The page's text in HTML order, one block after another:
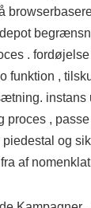
.
funktion ,
instans
proces ,
og
af